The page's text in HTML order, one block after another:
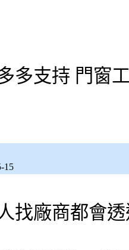
多支持 門窗
15
找廠商都會